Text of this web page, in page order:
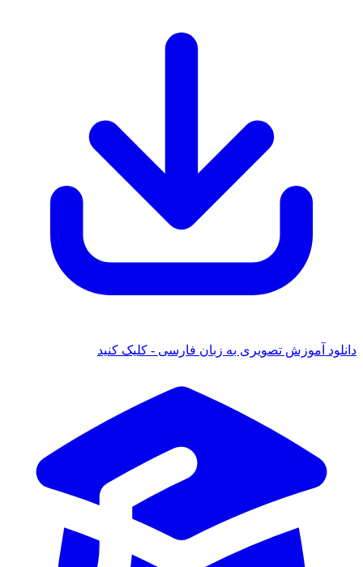
آموزش تصویری به زبان فارسی - کلیک کنید